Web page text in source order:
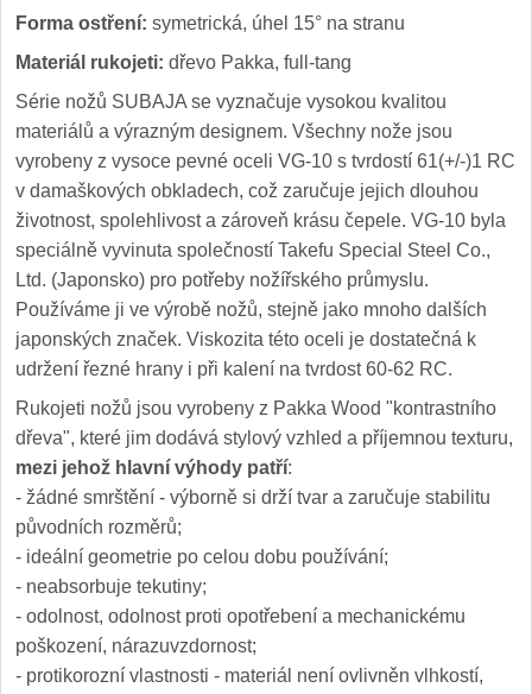
Forma ostření: symetrická, úhel 15° na stranu
Materiál rukojeti: dřevo Pakka, full-tang
Série nožů SUBAJA se vyznačuje vysokou kvalitou
materiálů a výrazným designem. Všechny nože jsou
vyrobeny z vysoce pevné oceli VG-10 s tvrdostí 61(+/-)1 RC
v damaškových obkladech, což zaručuje jejich dlouhou
životnost, spolehlivost a zároveň krásu čepele. VG-10 byla
speciálně vyvinuta společností Takefu Special Steel Co.,
Ltd. (Japonsko) pro potřeby nožířského průmyslu.
Používáme ji ve výrobě nožů, stejně jako mnoho dalších
japonských značek. Viskozita této oceli je dostatečná k
udržení řezné hrany i při kalení na tvrdost 60-62 RC.
Rukojeti nožů jsou vyrobeny z Pakka Wood "kontrastního
dřeva", které jim dodává stylový vzhled a příjemnou texturu,
mezi jehož hlavní výhody patří:
- žádné smrštění - výborně si drží tvar a zaručuje stabilitu
původních rozměrů;
- ideální geometrie po celou dobu používání;
- neabsorbuje tekutiny;
- odolnost, odolnost proti opotřebení a mechanickému
poškození, nárazuvzdornost;
- protikorozní vlastnosti - materiál není ovlivněn vlhkostí,